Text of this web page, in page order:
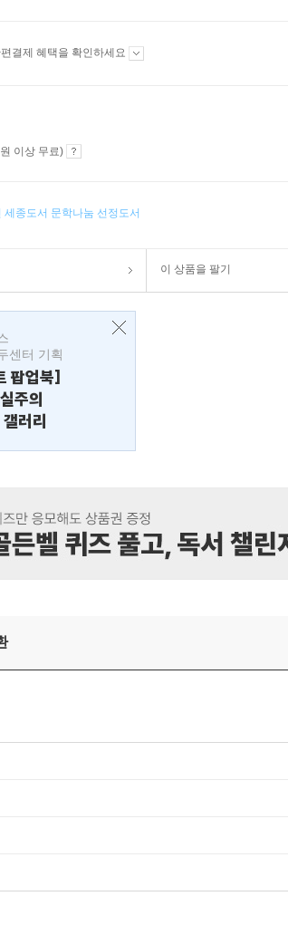
결제 혜택을 확인하세요
이상 무료)
세종도서 문학나눔 선정도서
이 상품을 팔기
센터 기획
팝업북]
주의
러리